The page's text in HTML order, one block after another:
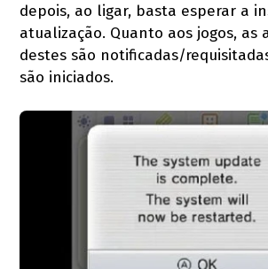
depois, ao ligar, basta esperar a
atualização. Quanto aos jogos, as
destes são notificadas/
são iniciados.